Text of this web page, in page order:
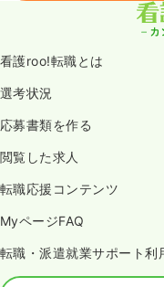
看護roo!転職とは
選考状況
応募書類を作る
閲覧した求人
転職応援コンテンツ
MyページFAQ
転職・派遣就業サポート